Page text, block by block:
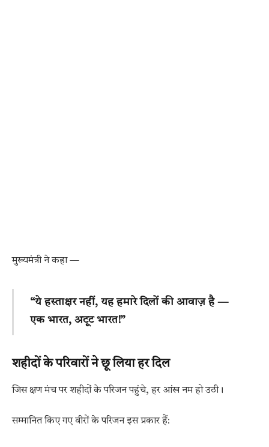
मुख्यमंत्री ने कहा —
“ये हस्ताक्षर नहीं, यह हमारे दिलों की आवाज़ है —
एक भारत, अटूट भारत!”
शहीदों के परिवारों ने छू लिया हर दिल
जिस क्षण मंच पर शहीदों के परिजन पहुंचे, हर आंख नम हो उठी।
सम्मानित किए गए वीरों के परिजन इस प्रकार हैं: